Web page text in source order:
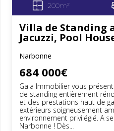
200m²
Villa de Standing
Jacuzzi, Pool
Narbonne
684 000€
Gala Immobilier vous
de standing entièrement
et des prestations haut de
extérieurs soigneusement
environnement privilégié. A
Narbonne ! Dès...